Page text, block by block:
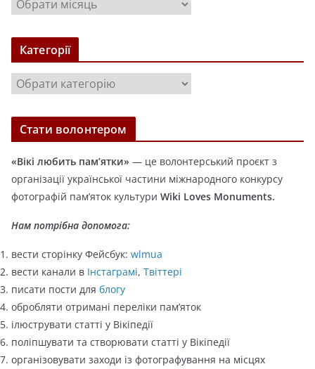
р
х
в
Категорії
а
т
о
р
і
ї
Стати волонтером
«Вікі любить пам’ятки» — це волонтерський проєкт з
організації української частини міжнародного конкурсу
фотографій пам’яток культури Wiki Loves Monuments.
Нам потрібна допомога:
вести сторінку Фейсбук: wlmua
вести канали в Інстаграмі, Твіттері
писати пости для блогу
обробляти отримані переліки пам’яток
ілюструвати статті у Вікіпедії
поліпшувати та створювати статті у Вікіпедії
організовувати заходи із фотографування на місцях